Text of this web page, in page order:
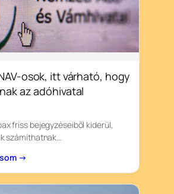
osok, itt várható, hogy
az adóhivatal
friss bejegyzéseiből kiderül,
számíthatnak…
→